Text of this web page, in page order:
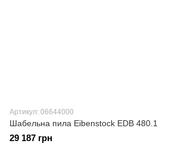
Артикул: 06644000
Шабельна пила Eibenstock EDB 480.1
29 187 грн